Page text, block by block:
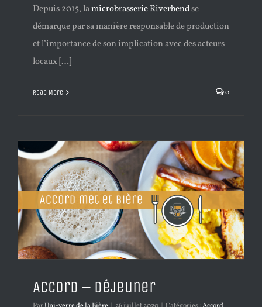
Depuis 2015, lamicrobrasserie Riverbendse
démarque par sa manière responsable de production
et l’importance de son implication avec des acteurs
locaux […]
Read More 0
Accord – Déjeuner